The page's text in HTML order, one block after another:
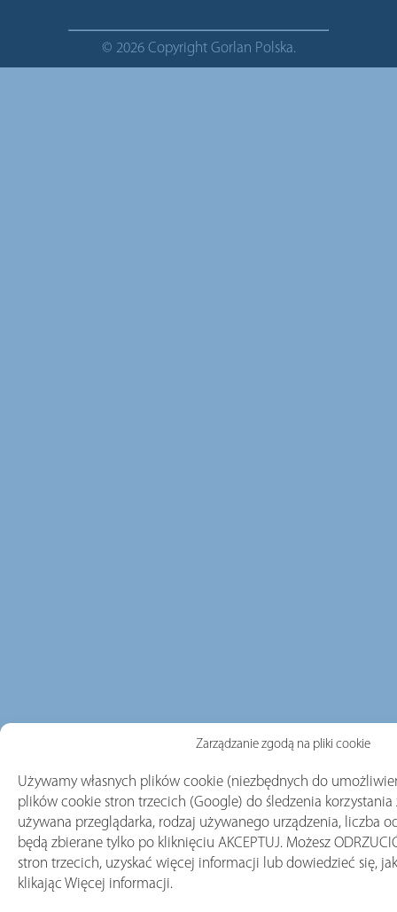
Zarządzanie zgodą na pliki cookie
Używamy własnych plików cookie (niezbędnych do
plików cookie stron trzecich (Google) do śledzenia
używana przeglądarka, rodzaj używanego urządzenia, liczba
będą zbierane tylko po kliknięciu AKCEPTUJ. Możesz
stron trzecich, uzyskać więcej informacji lub dowiedzieć się,
klikając Więcej informacji.
© 2026 Copyright Gorlan Polska.